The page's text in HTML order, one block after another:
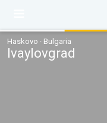
Haskovo · Bulgaria
Ivaylovgrad